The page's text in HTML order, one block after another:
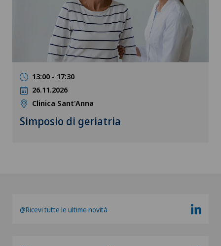
13:00 - 17:30
26.11.2026
Clinica Sant'Anna
Simposio di geriatria
@Ricevi tutte le ultime novità